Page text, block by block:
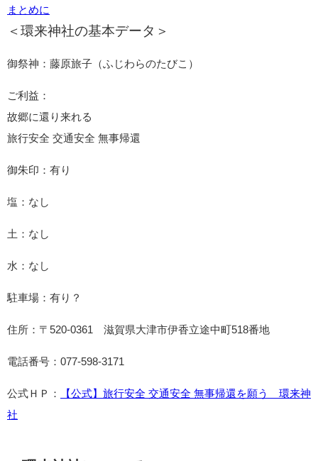
まとめに
＜環来神社の基本データ＞
御祭神：藤原旅子（ふじわらのたびこ）
ご利益：
故郷に還り来れる
旅行安全 交通安全 無事帰還
御朱印：有り
塩：なし
土：なし
水：なし
駐車場：有り？
住所： 〒520-0361 滋賀県大津市伊香立途中町518番地
電話番号：077-598-3171
公式ＨＰ：
【公式】旅行安全 交通安全 無事帰還を願う 環来神
社